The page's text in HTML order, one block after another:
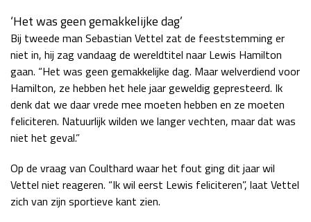
zo 17:00 - 19:00
‘Het was geen gemakkelijke dag’
Bij tweede man Sebastian Vettel zat de feeststemming er
niet in, hij zag vandaag de wereldtitel naar Lewis Hamilton
gaan. “Het was geen gemakkelijke dag. Maar welverdiend voor
Hamilton, ze hebben het hele jaar geweldig gepresteerd. Ik
denk dat we daar vrede mee moeten hebben en ze moeten
feliciteren. Natuurlijk wilden we langer vechten, maar dat was
niet het geval.”
Op de vraag van Coulthard waar het fout ging dit jaar wil
Vettel niet reageren. “Ik wil eerst Lewis feliciteren”, laat Vettel
zich van zijn sportieve kant zien.